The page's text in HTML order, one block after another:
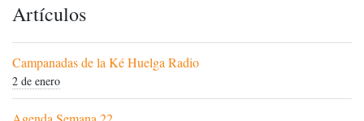
Artículos
Campanadas de la Ké Huelga Radio
2 de enero